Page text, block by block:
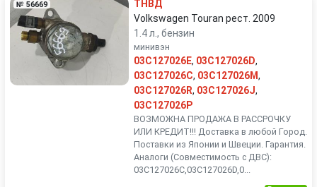
№ 56669
ТНВД
Volkswagen Touran рест. 2009
1.4 л., бензин
минивэн
03C127026E, 03C127026D,
03C127026C, 03C127026M,
03C127026R, 03C127026J,
03C127026P
ВОЗМОЖНА ПРОДАЖА В РАССРОЧКУ
ИЛИ КРЕДИТ!!! Доставка в любой Город.
Поставки из Японии и Швеции. Гарантия.
Аналоги (Совместимость с ДВС):
03C127026C,03C127026D,0...